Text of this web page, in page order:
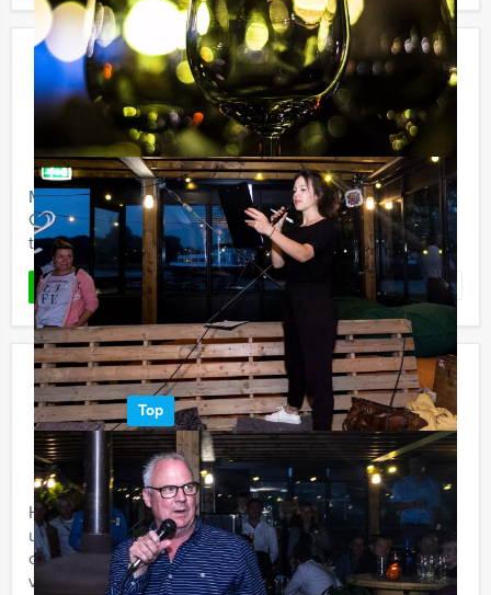
Crazy Brunch Alkmaar
Vanaf€ 52,50 p.p. excl. BTW
Vanaf 12 personen ‐ 4 uur en 30 minuten
Met Crazy Brunch in Alkmaar gaat u met Holland Tour
Guides op drie verschillende locaties lekker eten en
tussendoor ook nog leuke hilarische Crazy ...
LEES MEER Favoriet
Wie is de Rat Dinerspel Hengelo
Top
Vanaf€ 62,50 p.p. excl. BTW
Vanaf 12 personen ‐ 4 uur en 30 minuten
Het Wie is de Rat Diner van Holland Tour Guides is het
ultieme vermaak voor vrienden, familie en collega's. Wij
combineren de leukste uitdagingen met een
voortreffelijk ...